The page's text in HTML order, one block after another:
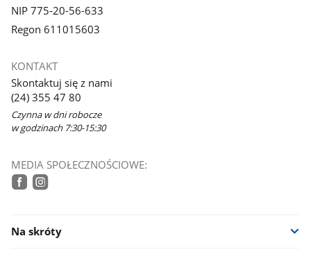
NIP 775-20-56-633
Regon 611015603
KONTAKT
Skontaktuj się z nami
(24) 355 47 80
Czynna w dni robocze
w godzinach 7:30-15:30
MEDIA SPOŁECZNOŚCIOWE:
Na skróty